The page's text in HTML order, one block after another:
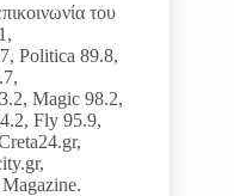
του
Politica 89.8,
Magic 98.2,
Fly 95.9,